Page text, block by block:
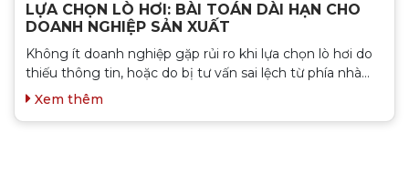
LỰA CHỌN LÒ HƠI: BÀI TOÁN DÀI HẠN CHO
DOANH NGHIỆP SẢN XUẤT
Không ít doanh nghiệp gặp rủi ro khi lựa chọn lò hơi do
thiếu thông tin, hoặc do bị tư vấn sai lệch từ phía nhà
cung cấp. Bài viết này chia sẻ câu chuyện thực tế và
Xem thêm